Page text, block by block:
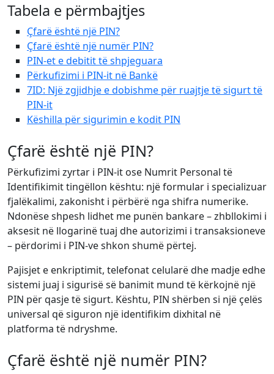
Tabela e përmbajtjes
Çfarë është një PIN?
Çfarë është një numër PIN?
PIN-et e debitit të shpjeguara
Përkufizimi i PIN-it në Bankë
7ID: Një zgjidhje e dobishme për ruajtje të sigurt të
PIN-it
Këshilla për sigurimin e kodit PIN
Çfarë është një PIN?
Përkufizimi zyrtar i PIN-it ose Numrit Personal të
Identifikimit tingëllon kështu: një formular i specializuar
fjalëkalimi, zakonisht i përbërë nga shifra numerike.
Ndonëse shpesh lidhet me punën bankare – zhbllokimi i
aksesit në llogarinë tuaj dhe autorizimi i transaksioneve
– përdorimi i PIN-ve shkon shumë përtej.
Pajisjet e enkriptimit, telefonat celularë dhe madje edhe
sistemi juaj i sigurisë së banimit mund të kërkojnë një
PIN për qasje të sigurt. Kështu, PIN shërben si një çelës
universal që siguron një identifikim dixhital në
platforma të ndryshme.
Çfarë është një numër PIN?